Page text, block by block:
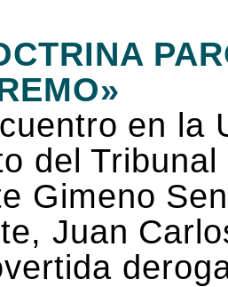
en la
del
Gimeno
Juan